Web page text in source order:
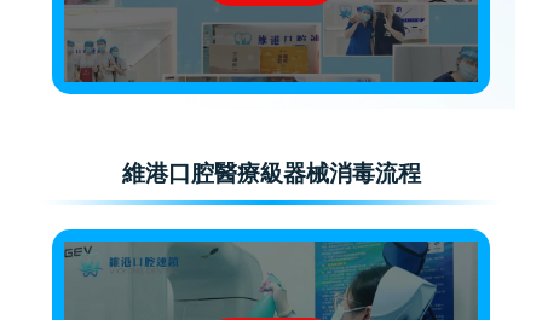
維港口腔醫療級器械消毒流程